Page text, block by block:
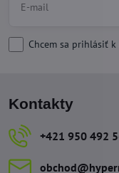
Chcem sa prihlásiť
Kontakty
+421 950 492